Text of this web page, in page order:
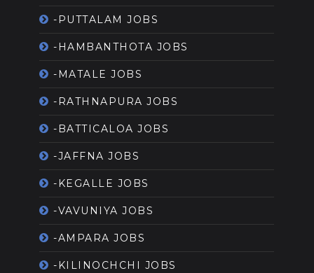
-PUTTALAM JOBS
-HAMBANTHOTA JOBS
-MATALE JOBS
-RATHNAPURA JOBS
-BATTICALOA JOBS
-JAFFNA JOBS
-KEGALLE JOBS
-VAVUNIYA JOBS
-AMPARA JOBS
-KILINOCHCHI JOBS